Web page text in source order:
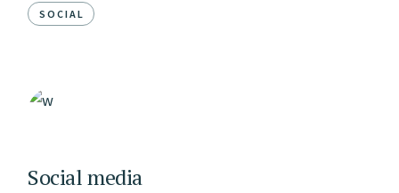
SOCIAL
Social media